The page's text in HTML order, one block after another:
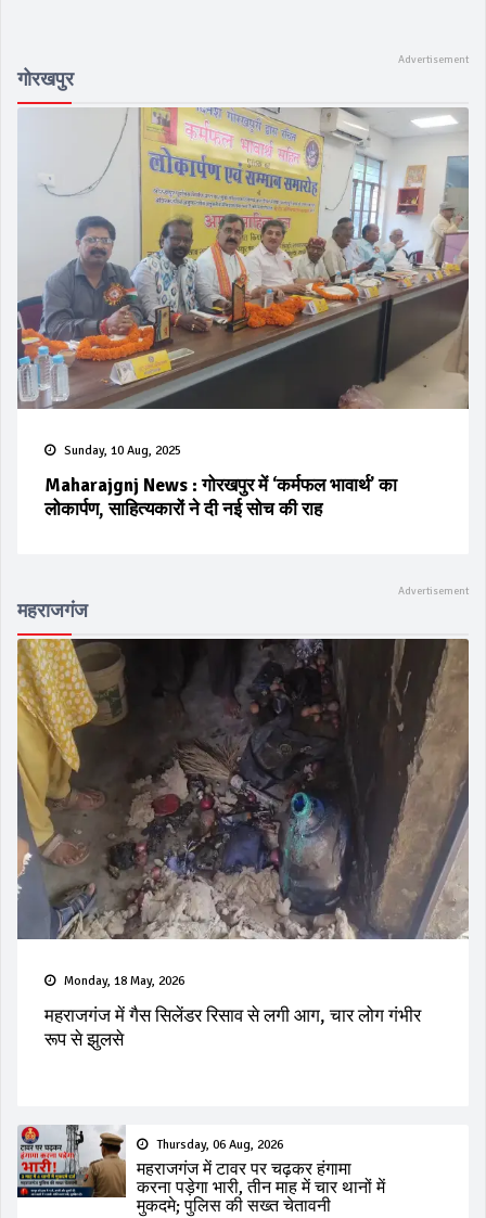
गोरखपुर
Sunday, 10 Aug, 2025
Maharajgnj News : गोरखपुर में ‘कर्मफल भावार्थ’ का
लोकार्पण, साहित्यकारों ने दी नई सोच की राह
महराजगंज
Monday, 18 May, 2026
महराजगंज में गैस सिलेंडर रिसाव से लगी आग, चार लोग गंभीर
रूप से झुलसे
Thursday, 06 Aug, 2026
महराजगंज में टावर पर चढ़कर हंगामा
करना पड़ेगा भारी, तीन माह में चार थानों में
मुकदमे; पुलिस की सख्त चेतावनी